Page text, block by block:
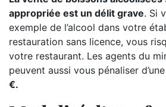
appropriée est un délit grave. Si
exemple de l’alcool dans votre
restauration sans licence, vous
votre restaurant. Les agents du
peuvent aussi vous pénaliser d’une
€.